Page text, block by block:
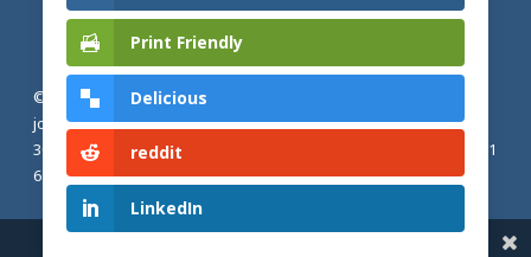
© 2026 Actualités adventistes. Église adventiste du septième
jour de France métropolitaine, de Belgique et du Luxembourg.
30, Avenue Émile Zola, 77190 Dammarie Les Lys, France |
+33 (0) 1
64 79 87 00
Print Friendly
Delicious
reddit
LinkedIn